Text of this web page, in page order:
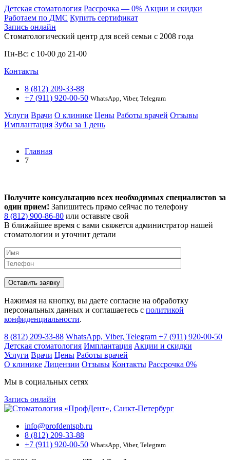
Детская стоматология Расcрочка — 0% Акции и скидки
Работаем по ДМС Купить сертификат
Запись онлайн
Стоматологический центр для всей семьи c 2008 года
Пн-Вс: с 10-00 до 21-00
Контакты
8 (812) 209-33-88
+7 (911) 920-00-50 WhatsApp, Viber, Telegram
Услуги Врачи О клинике Цены Работы врачей Отзывы
Имплантация Зубы за 1 день
Главная
7
Получите консультацию всех необходимых специалистов за
один прием! Запишитесь прямо сейчас по телефону
8 (812) 900-86-80 или оставьте свой
В ближайшее время с вами свяжется администратор нашей
стоматологии и уточнит детали
Нажимая на кнопку, вы даете согласие на обработку
персональных данных и соглашаетесь c политикой
конфиденциальности.
8 (812) 209-33-88 WhatsApp, Viber, Telegram +7 (911) 920-00-50
Детская стоматология Имплантация Акции и скидки
Услуги Врачи Цены Работы врачей
О клинике Лицензии Отзывы Контакты Расcрочка 0%
Мы в социальных сетях
Запись онлайн
info@profdentspb.ru
8 (812) 209-33-88
+7 (911) 920-00-50 WhatsApp, Viber, Telegram